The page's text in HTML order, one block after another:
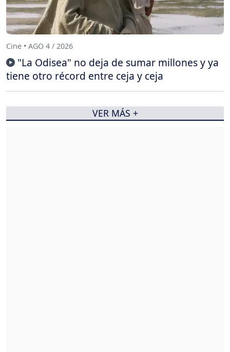
Cine • AGO 4 / 2026
"La Odisea" no deja de sumar millones y ya
tiene otro récord entre ceja y ceja
VER MÁS +